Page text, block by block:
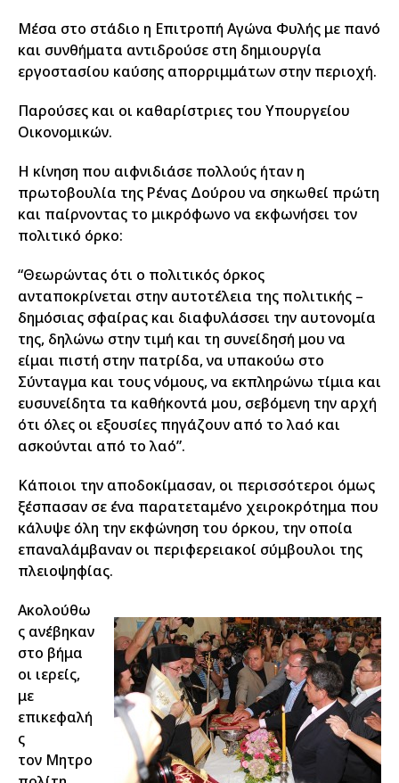
Μέσα στο στάδιο η Επιτροπή Αγώνα Φυλής με πανό
και συνθήματα αντιδρούσε στη δημιουργία
εργοστασίου καύσης απορριμμάτων στην περιοχή.
Παρούσες και οι καθαρίστριες του Υπουργείου
Οικονομικών.
Η κίνηση που αιφνιδιάσε πολλούς ήταν η
πρωτοβουλία της Ρένας Δούρου να σηκωθεί πρώτη
και παίρνοντας το μικρόφωνο να εκφωνήσει τον
πολιτικό όρκο:
“Θεωρώντας ότι ο πολιτικός όρκος
ανταποκρίνεται στην αυτοτέλεια της πολιτικής –
δημόσιας σφαίρας και διαφυλάσσει την αυτονομία
της, δηλώνω στην τιμή και τη συνείδησή μου να
είμαι πιστή στην πατρίδα, να υπακούω στο
Σύνταγμα και τους νόμους, να εκπληρώνω τίμια και
ευσυνείδητα τα καθήκοντά μου, σεβόμενη την αρχή
ότι όλες οι εξουσίες πηγάζουν από το λαό και
ασκούνται από το λαό”.
Κάποιοι την αποδοκίμασαν, οι περισσότεροι όμως
ξέσπασαν σε ένα παρατεταμένο χειροκρότημα που
κάλυψε όλη την εκφώνηση του όρκου, την οποία
επαναλάμβαναν οι περιφερειακοί σύμβουλοι της
πλειοψηφίας.
Ακολούθω
ς ανέβηκαν
στο βήμα
οι ιερείς,
με
επικεφαλή
ς
τον Μητρο